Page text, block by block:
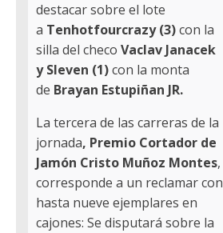
destacar sobre el lote
a Tenhotfourcrazy (3)con la
silla del checo Vaclav Janacek
y Sleven (1)con la monta
de Brayan Estupiñan JR.
La tercera de las carreras de la
jornada, Premio Cortador de
Jamón Cristo Muñoz Montes,
corresponde a un reclamar con
hasta nueve ejemplares en
cajones: Se disputará sobre la